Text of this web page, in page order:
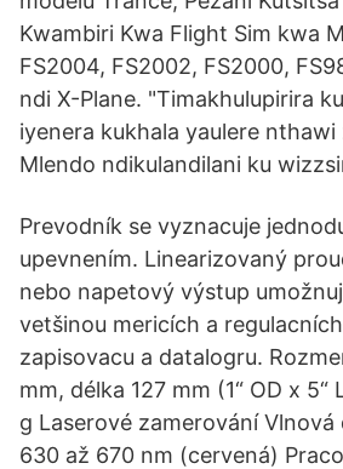
Kwambiri Kwa Flight Sim kwa
FS2004, FS2002, FS2000,
ndi X-Plane. "Timakhulupirira
iyenera kukhala yaulere
Mlendo ndikulandilani ku
Prevodník se vyznacuje
upevnením. Linearizovaný
nebo napetový výstup
vetšinou mericích a
zapisovacu a datalogru.
mm, délka 127 mm (1“ OD x
g Laserové zamerování Vlnová
630 až 670 nm (cervená)